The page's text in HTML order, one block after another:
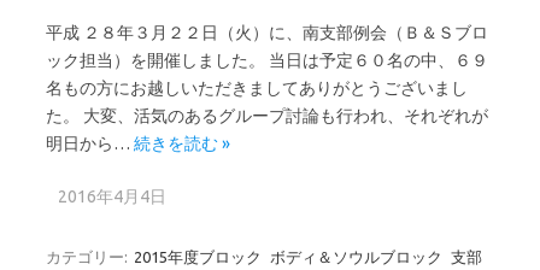
平成 ２８年３月２２日（火）に、南支部例会（Ｂ＆Ｓブロ
ック担当）を開催しました。 当日は予定６０名の中、６９
名もの方にお越しいただきましてありがとうございまし
た。 大変、活気のあるグループ討論も行われ、それぞれが
明日から… 続きを読む »
2016年4月4日
カテゴリー: 2015年度ブロック ボディ＆ソウルブロック
支部